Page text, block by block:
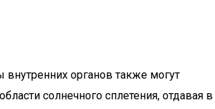
внутренних органов также могут
солнечного сплетения, отдавая в